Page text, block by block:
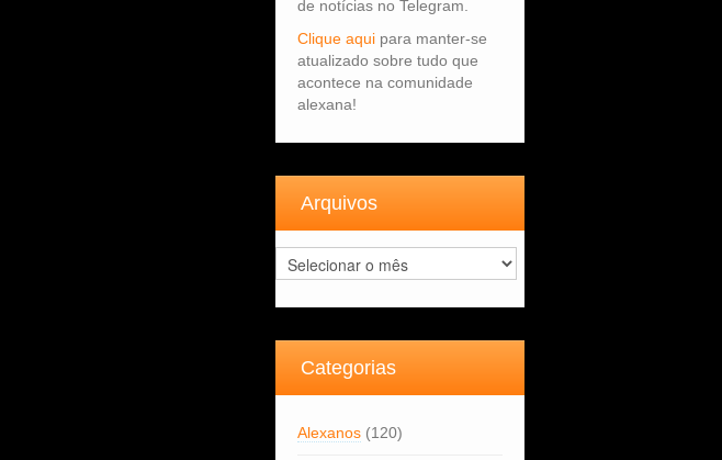
de notícias no Telegram.
Clique aquipara manter-se
atualizado sobre tudo que
acontece na comunidade
alexana!
Arquivos
Arquivos
Categorias
Alexanos(120)